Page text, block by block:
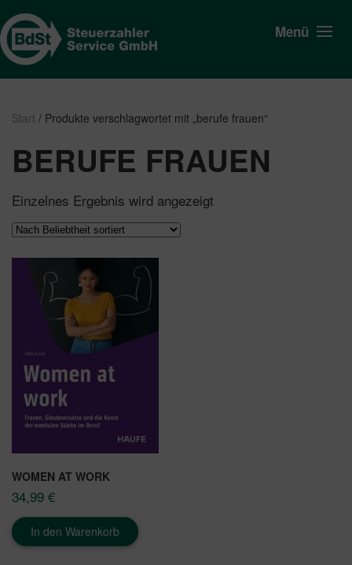
Menü
Start / Produkte verschlagwortet mit „berufe frauen“
BERUFE FRAUEN
Einzelnes Ergebnis wird angezeigt
WOMEN AT WORK
34,99 €
In den Warenkorb